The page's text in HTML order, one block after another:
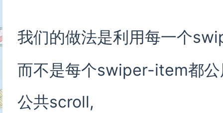
<div
<paper
</div>
我们的做法是利用每一个
而不是每个swiper-item都
公共scroll,